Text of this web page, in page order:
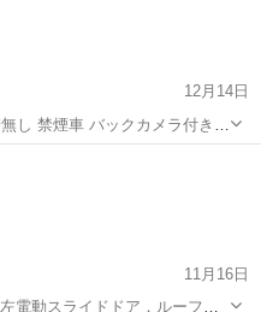
12月14日
し 禁煙車 バックカメラ付き
す 不具合箇所 ベルト鳴き(原
ーリー側) キーレス電池残量警
タネーター
11月16日
電動スライドドア．ルーフ若